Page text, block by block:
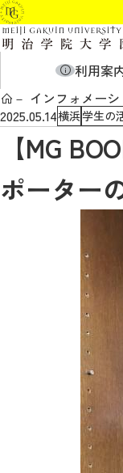
利用案
インフォメーシ
2025.05.14横浜学生の
【MG
ポーター